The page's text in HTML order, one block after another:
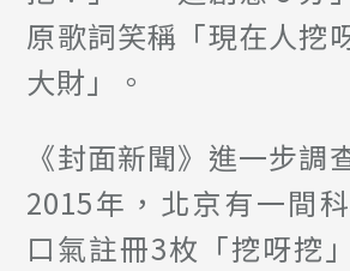
原歌詞笑稱「現在人挖
大財」。
《封面新聞》進一步調
2015年，北京有一間
口氣註冊3枚「挖呀挖